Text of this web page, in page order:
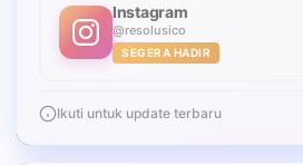
Instagram
@resolusico
SEGERA HADIR
Ikuti untuk update terbaru